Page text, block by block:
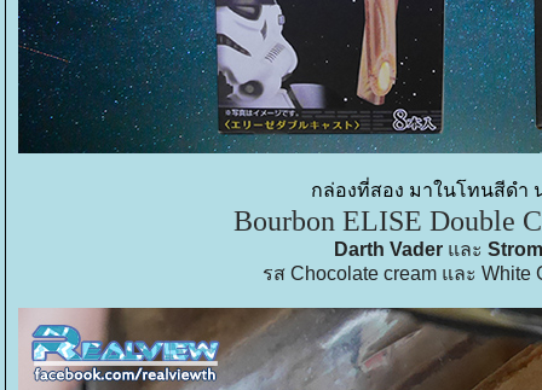
กล่องที่สอง มาในโทนสีดำ
Bourbon ELISE Double
Darth Vaderละ
รส Chocolate cream และ White